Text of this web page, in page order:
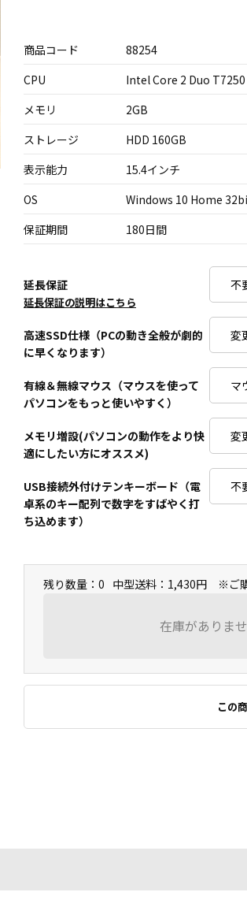
商品コード
88254
CPU
Intel Core 2 Duo T7250
メモリ
2GB
ストレージ
HDD 160GB
表示能力
15.4インチ
OS
Windows 10 Home
保証期間
180日間
延長保証
延長保証の説明はこちら
高速SSD仕様（PCの動き全般が劇的
に早くなります）
有線＆無線マウス（マウスを使って
パソコンをもっと使いやすく）
メモリ増設(パソコンの動作をより快
適にしたい方にオススメ)
USB接続外付けテンキーボード（電
卓系のキー配列で数字をすばやく打
ち込めます）
残り数量：0 中型送料：1,430円 ※ご購
在庫がありま
この